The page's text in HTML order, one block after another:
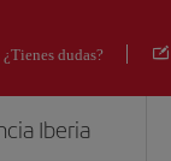
¿Tienes dudas?
Iberia